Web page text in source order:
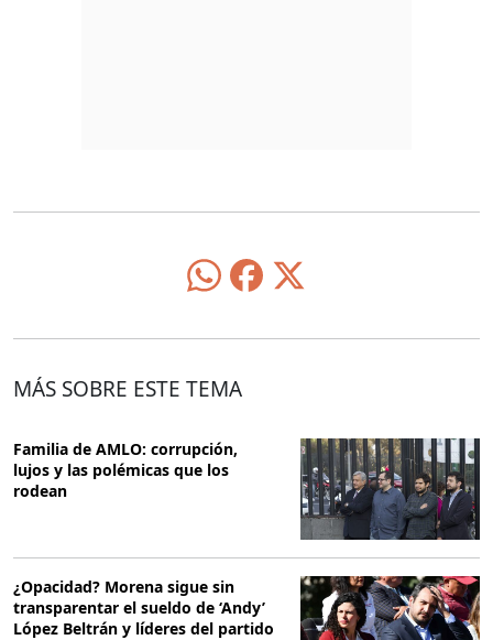
MÁS SOBRE ESTE TEMA
Familia de AMLO: corrupción,
lujos y las polémicas que los
rodean
¿Opacidad? Morena sigue sin
transparentar el sueldo de ‘Andy’
López Beltrán y líderes del partido